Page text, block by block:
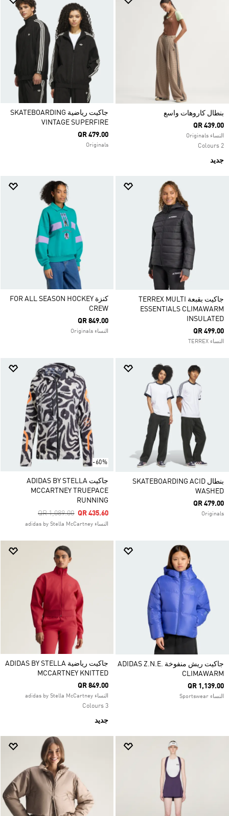
بنطال كاروهات واسع
QR 439.00
النساء Originals
2 Colours
جديد
جاكيت رياضية SKATEBOARDING
VINTAGE SUPERFIRE
QR 479.00
Originals
جاكيت بقبعة TERREX MULTI
ESSENTIALS CLIMAWARM
INSULATED
QR 499.00
النساء TERREX
كنزة FOR ALL SEASON HOCKEY
CREW
QR 849.00
النساء Originals
بنطال SKATEBOARDING ACID
WASHED
QR 479.00
Originals
-60%
جاكيت ADIDAS BY STELLA
MCCARTNEY TRUEPACE
RUNNING
Price Reduced From
QR 1,089.00ToQR 435.60
النساء adidas by Stella McCartney
جاكيت ريش منفوخة ADIDAS Z.N.E.
CLIMAWARM
QR 1,139.00
النساء Sportswear
جاكيت رياضية ADIDAS BY STELLA
MCCARTNEY KNITTED
QR 849.00
النساء adidas by Stella McCartney
3 Colours
جديد